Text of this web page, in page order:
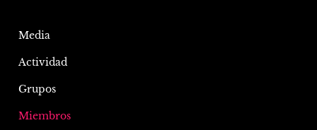
Media
Actividad
Grupos
Miembros